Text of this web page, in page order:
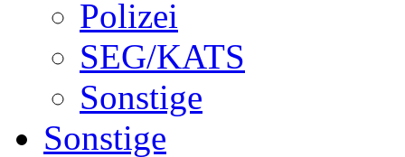
Polizei
SEG/KATS
Sonstige
Sonstige